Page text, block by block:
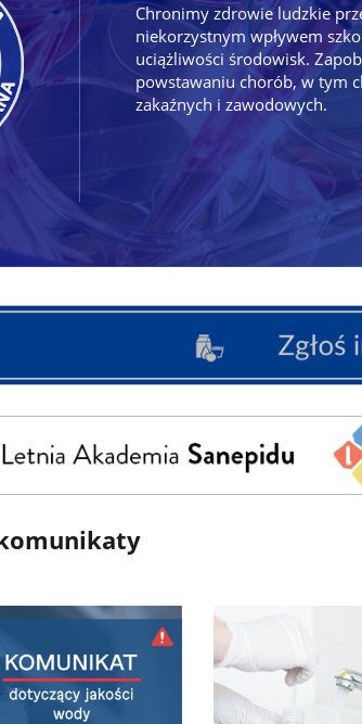
Chronimy zdrowie ludzkie
niekorzystnym wpływem
uciążliwości środowisk.
powstawaniu chorób, w tym
zakaźnych i zawodowych.